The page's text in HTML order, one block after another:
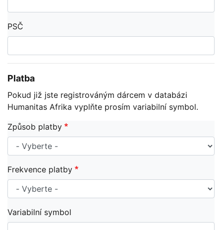
PSČ
Platba
Pokud již jste registrováným dárcem v databázi
Humanitas Afrika vyplňte prosím variabilní symbol.
Způsob platby
Frekvence platby
Variabilní symbol